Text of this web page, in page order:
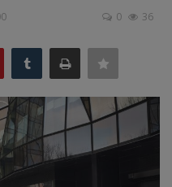
0 36